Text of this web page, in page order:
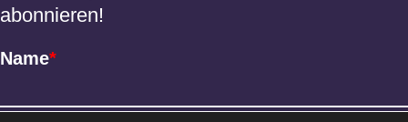
abonnieren!
Name*